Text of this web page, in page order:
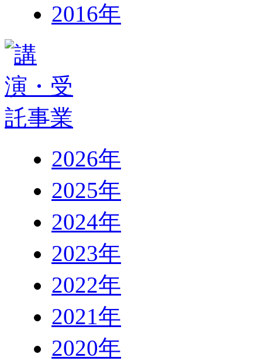
2016年
2026年
2025年
2024年
2023年
2022年
2021年
2020年